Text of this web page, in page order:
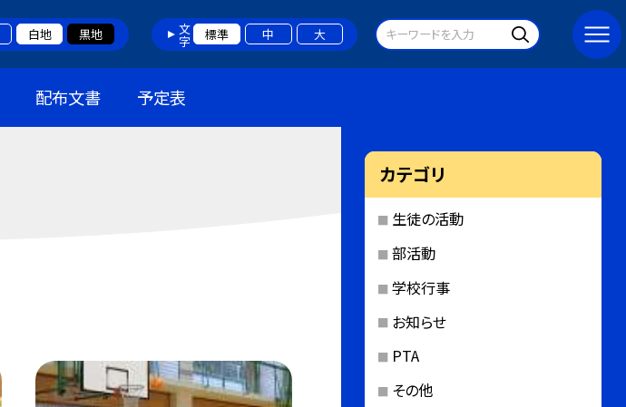
白地 黒地 文字 標準 中 大
配布文書 予定表
カテゴリ
生徒の活動
部活動
学校行事
お知らせ
PTA
その他